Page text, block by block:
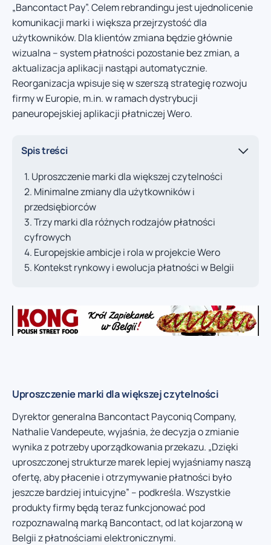
„Bancontact Pay”. Celem rebrandingu jest ujednolicenie
komunikacji marki i większa przejrzystość dla
użytkowników. Dla klientów zmiana będzie głównie
wizualna – system płatności pozostanie bez zmian, a
aktualizacja aplikacji nastąpi automatycznie.
Reorganizacja wpisuje się w szerszą strategię rozwoju
firmy w Europie, m.in. w ramach dystrybucji
paneuropejskiej aplikacji płatniczej Wero.
Spis treści
Uproszczenie marki dla większej czytelności
Minimalne zmiany dla użytkowników i
przedsiębiorców
Trzy marki dla różnych rodzajów płatności
cyfrowych
Europejskie ambicje i rola w projekcie Wero
Kontekst rynkowy i ewolucja płatności w Belgii
Uproszczenie marki dla większej czytelności
Dyrektor generalna Bancontact Payconiq Company,
Nathalie Vandepeute, wyjaśnia, że decyzja o zmianie
wynika z potrzeby uporządkowania przekazu. „Dzięki
uproszczonej strukturze marek lepiej wyjaśniamy naszą
ofertę, aby płacenie i otrzymywanie płatności było
jeszcze bardziej intuicyjne” – podkreśla. Wszystkie
produkty firmy będą teraz funkcjonować pod
rozpoznawalną marką Bancontact, od lat kojarzoną w
Belgii z płatnościami elektronicznymi.